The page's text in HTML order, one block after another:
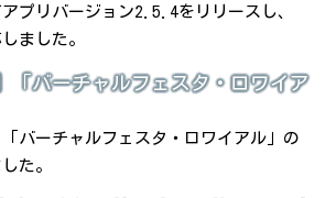
プリバージョン2.5.4をリリースし、
ました。
「バーチャルフェスタ・ロワイア
バーチャルフェスタ・ロワイアル」の
た。